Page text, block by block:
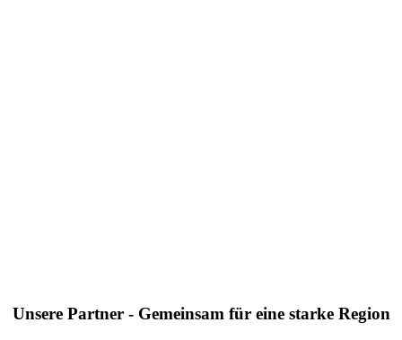
Unsere Partner - Gemeinsam für eine starke Region